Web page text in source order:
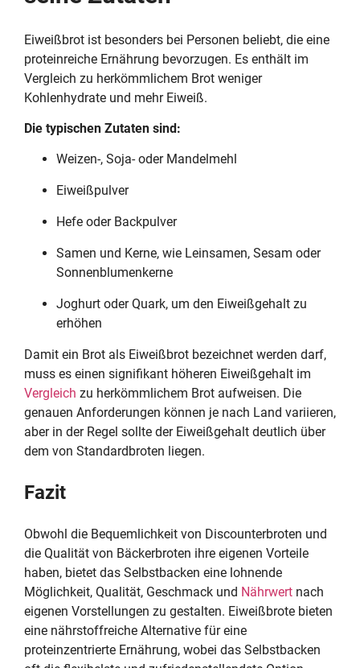
Eiweißbrot ist besonders bei Personen beliebt, die eine
proteinreiche Ernährung bevorzugen. Es enthält im
Vergleich zu herkömmlichem Brot weniger
Kohlenhydrate und mehr Eiweiß.
Die typischen Zutaten sind:
Weizen-, Soja- oder Mandelmehl
Eiweißpulver
Hefe oder Backpulver
Samen und Kerne, wie Leinsamen, Sesam oder
Sonnenblumenkerne
Joghurt oder Quark, um den Eiweißgehalt zu
erhöhen
Damit ein Brot als Eiweißbrot bezeichnet werden darf,
muss es einen signifikant höheren Eiweißgehalt im
Vergleich zu herkömmlichem Brot aufweisen. Die
genauen Anforderungen können je nach Land variieren,
aber in der Regel sollte der Eiweißgehalt deutlich über
dem von Standardbroten liegen.
Fazit
Obwohl die Bequemlichkeit von Discounterbroten und
die Qualität von Bäckerbroten ihre eigenen Vorteile
haben, bietet das Selbstbacken eine lohnende
Möglichkeit, Qualität, Geschmack und Nährwert nach
eigenen Vorstellungen zu gestalten. Eiweißbrote bieten
eine nährstoffreiche Alternative für eine
proteinzentrierte Ernährung, wobei das Selbstbacken